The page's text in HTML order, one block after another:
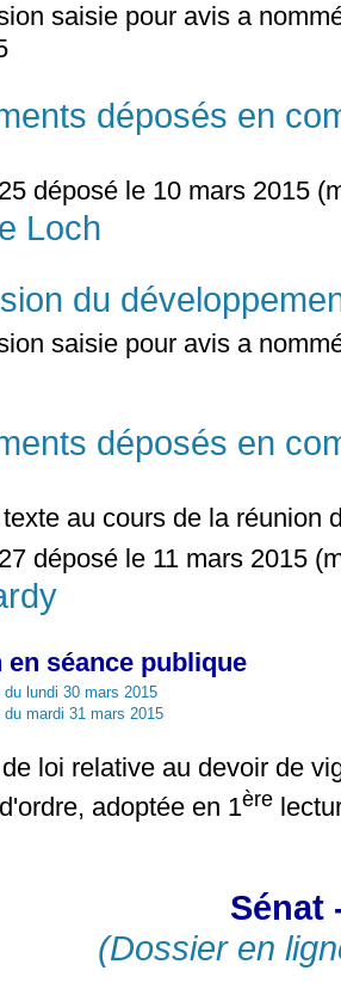
saisie pour avis a
déposés en
déposé le 10 mars 2015
Loch
du
saisie pour avis a
déposés en
au cours de la réunion
déposé le 11 mars 2015
séance publique
du lundi 30 mars 2015
du mardi 31 mars 2015
loi relative au devoir de
adoptée en 1ère
Sénat
(Dossier en